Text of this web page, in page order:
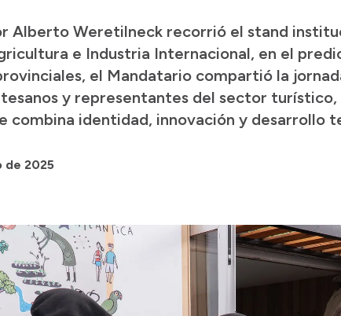
Alberto Weretilneck recorrió el stand
e Industria Internacional, en el
el Mandatario compartió la
y representantes del sector
combina identidad, innovación y desarrollo
de 2025